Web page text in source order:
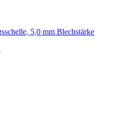
5,0 mm Blechstärke